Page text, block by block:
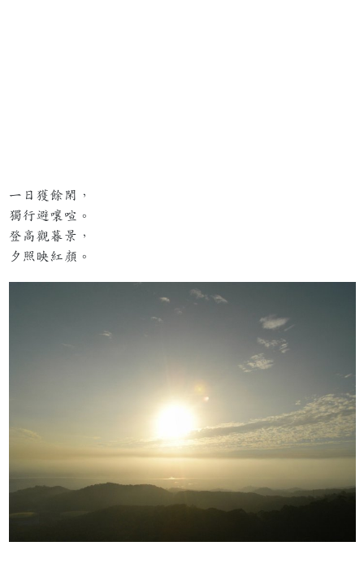
一日獲餘閑，
獨行避嚷喧。
登高觀暮景，
夕照映紅顏。